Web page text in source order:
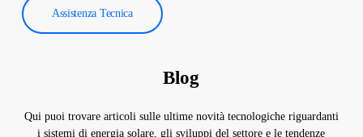
Assistenza Tecnica
Blog
Qui puoi trovare articoli sulle ultime novità tecnologiche riguardanti
i sistemi di energia solare, gli sviluppi del settore e le tendenze